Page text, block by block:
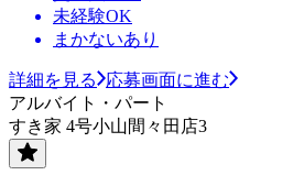
未経験OK
まかないあり
詳細を見る
応募画面に進む
アルバイト・パート
すき家 4号小山間々田店3